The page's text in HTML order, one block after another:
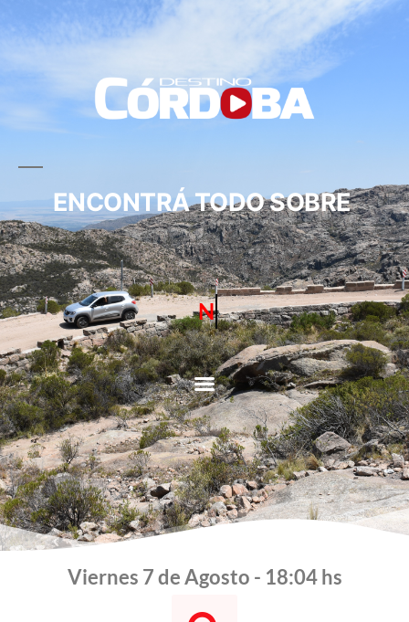
ENCONTRÁ TODO SOBRE
CIRCUITOS
Viernes 7 de Agosto - 18:04 hs